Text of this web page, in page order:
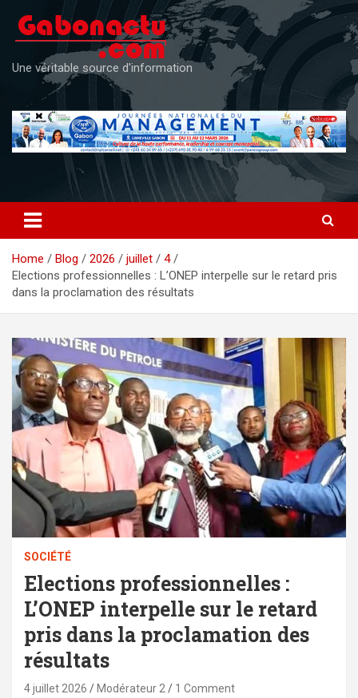
content
Une véritable source d'information
Home Blog 2026 juillet
4
Elections professionnelles : L’ONEP interpelle sur le retard pris
dans la proclamation des résultats
SOCIÉTÉ
Elections professionnelles :
L’ONEP interpelle sur le retard
pris dans la proclamation des
résultats
4 juillet 2026 Modérateur 2 1 Comment